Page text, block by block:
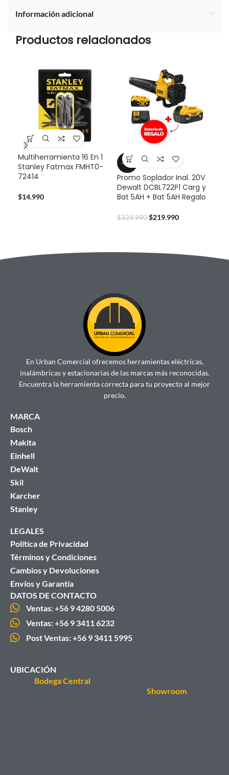
Información adicional
Productos relacionados
Multiherramienta 16 En 1
Stanley Fatmax FMHT0-
72414
$14.990
-33%
Promo Soplador Inal. 20V
Dewalt DCBL722P1 Carg y
Bat 5AH + Bat 5AH Regalo
$329.990 $219.990
En Urban Comercial ofrecemos herramientas eléctricas,
inalámbricas y estacionarias de las marcas más reconocidas.
Encuentra la herramienta correcta para tu proyecto al mejor
precio.
MARCA
Bosch
Makita
Einhell
DeWalt
Skil
Karcher
Stanley
LEGALES
Política de Privacidad
Términos y Condiciones
Cambios y Devoluciones
Envíos y Garantía
DATOS DE CONTACTO
Ventas: +56 9 4280 5006
Ventas: +56 9 3411 6232
Post Ventas: +56 9 3411 5995
UBICACIÓN
Bodega Central
Showroom